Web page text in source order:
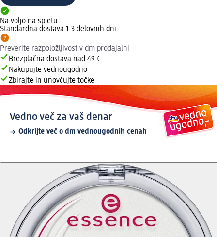
Na voljo na spletu
Standardna dostava 1-3 delovnih dni
Preverite razpoložljivost v dm prodajalni
Brezplačna dostava nad 49 €
Nakupujte vednougodno
Zbirajte in unovčujte točke
Vedno več za vaš denar
Odkrijte več o dm vednougodnih cenah